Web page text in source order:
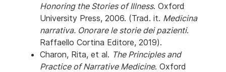
Honoring the Stories of Illness. Oxford
University Press, 2006. (Trad. it. Medicina
narrativa. Onorare le storie dei pazienti.
Raffaello Cortina Editore, 2019).
Charon, Rita, et al. The Principles and
Practice of Narrative Medicine. Oxford